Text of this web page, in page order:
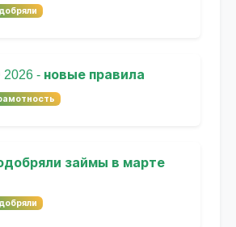
- новые правила
займы в марте